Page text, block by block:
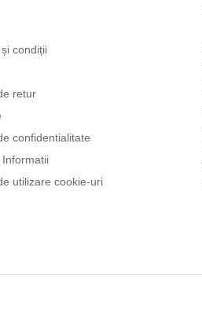
condiții
retur
confidentialitate
utilizare cookie-uri